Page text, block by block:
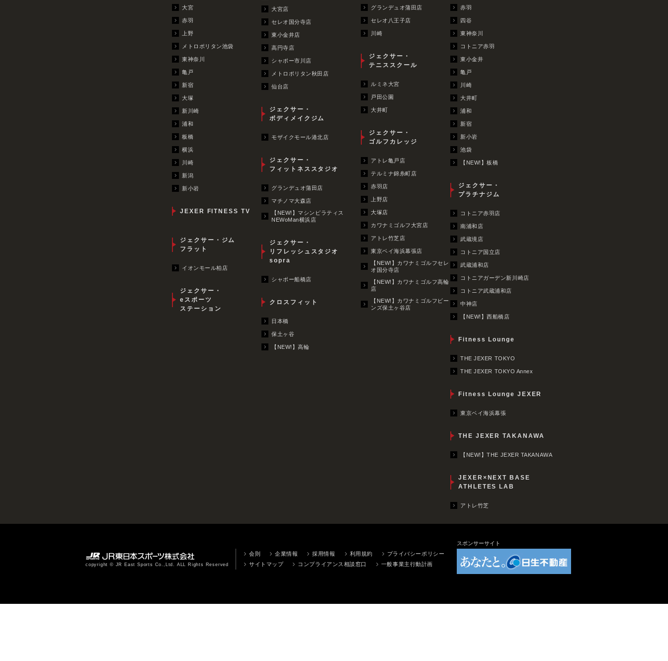
大宮
赤羽
上野
メトロポリタン池袋
東神奈川
亀戸
新宿
大塚
新川崎
浦和
板橋
横浜
川崎
新潟
新小岩
JEXER FITNESS TV
ジェクサー・ジム
フラット
イオンモール柏店
ジェクサー・
eスポーツ
ステーション
大宮店
セレオ国分寺店
東小金井店
高円寺店
シャポー市川店
メトロポリタン秋田店
仙台店
ジェクサー・
ボディメイクジム
モザイクモール港北店
ジェクサー・
フィットネススタジオ
グランデュオ蒲田店
マチノマ大森店
【NEW!】マシンピラティス
NEWoMan横浜店
ジェクサー・
リフレッシュスタジオ
sopra
シャポー船橋店
クロスフィット
日本橋
保土ヶ谷
【NEW!】高輪
グランデュオ蒲田店
セレオ八王子店
川崎
ジェクサー・
テニススクール
ルミネ大宮
戸田公園
大井町
ジェクサー・
ゴルフカレッジ
アトレ亀戸店
テルミナ錦糸町店
赤羽店
上野店
大塚店
カワナミゴルフ大宮店
アトレ竹芝店
東京ベイ海浜幕張店
【NEW!】カワナミゴルフセレ
オ国分寺店
【NEW!】カワナミゴルフ高輪
店
【NEW!】カワナミゴルフビー
ンズ保土ヶ谷店
赤羽
四谷
東神奈川
コトニア赤羽
東小金井
亀戸
川崎
大井町
浦和
新宿
新小岩
池袋
【NEW!】板橋
ジェクサー・
プラチナジム
コトニア赤羽店
南浦和店
武蔵境店
コトニア国立店
武蔵浦和店
コトニアガーデン新川崎店
コトニア武蔵浦和店
中神店
【NEW!】西船橋店
Fitness Lounge
THE JEXER TOKYO
THE JEXER TOKYO Annex
Fitness Lounge JEXER
東京ベイ海浜幕張
THE JEXER TAKANAWA
【NEW!】THE JEXER TAKANAWA
JEXER×NEXT BASE
ATHLETES LAB
アトレ竹芝
copyright © JR East Sports Co.,Ltd. ALL Rights Reserved
会則 企業情報 採用情報 利用規約
プライバシーポリシー
サイトマップ
コンプライアンス相談窓口 一般事業主行動計画
スポンサーサイト